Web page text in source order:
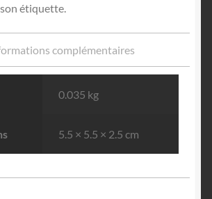
étiquette.
complémentaires
0.035 kg
5.5 × 5.5 × 2.5 cm